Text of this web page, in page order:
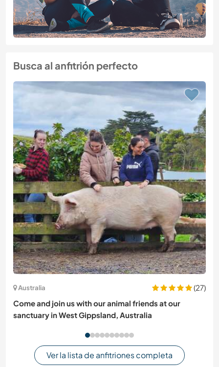
Busca al anfitrión perfecto
Australia
(27)
Come and join us with our animal friends at our
sanctuary in West Gippsland, Australia
Ver la lista de anfitriones completa